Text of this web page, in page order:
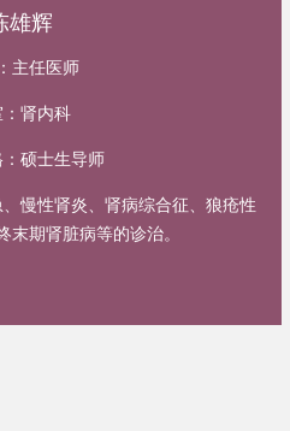
雄辉
主任医师
肾内科
硕士生导师
慢性肾炎、肾病综合征、狼疮性
末期肾脏病等的诊治。